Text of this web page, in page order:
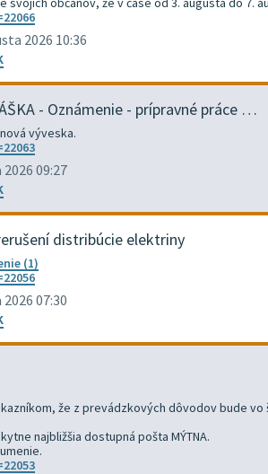
2026 10:36
- Oznámenie - prípravné práce …
výveska.
09:27
distribúcie elektriny
(1)
07:30
že z prevádzkových dôvodov bude vo
najbližšia dostupná pošta MÝTNA.